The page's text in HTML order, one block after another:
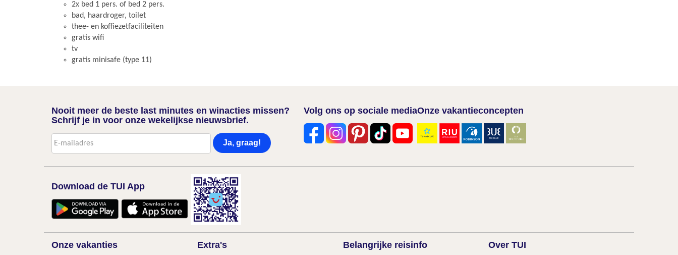
2x bed 1 pers. of bed 2 pers.
bad, haardroger, toilet
thee- en koffiezetfaciliteiten
gratis wifi
tv
gratis minisafe (type 11)
Nooit meer de beste last minutes en winacties missen?
Schrijf je in voor onze wekelijkse nieuwsbrief.
Ja, graag!
Volg ons op sociale mediaOnze vakantieconcepten
Download de TUI App
Onze vakanties Extra's Belangrijke reisinfo Over TUI